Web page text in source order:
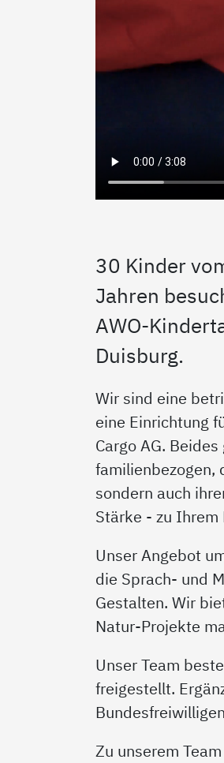
30 Kinder
Jahren
AWO-
Duisburg.
Wir sind eine
eine Einrichtung
Cargo AG.
familienbezogen,
sondern auch
Stärke - zu Ihrem
Unser Angebot
die Sprach- und
Gestalten. Wir
Natur-Projekte
Unser Team
freigestellt.
Zu unserem